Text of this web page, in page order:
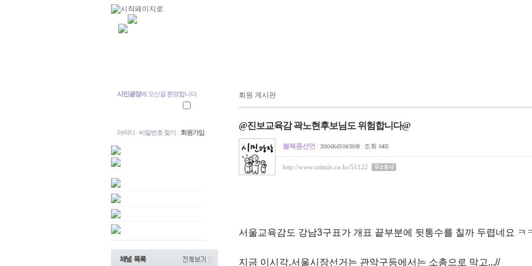
시민광장에 오신걸 환영합니다
아이디 · 비밀번호 찾기 회원가입
회원 게시판
@진보교육감 곽노현후보님도 위험합니다@
볼복종선언 2010-06-03 04:59:08 조회 6405
http://www.usimin.co.kr/51122
서울교육감도 강남3구표가 개표 끝부분에 뒷통수를 칠까 두렵네요 ㅋ
지금 이시각,서울시장선거는 관악구등에서는 소총으로 막고,,,//